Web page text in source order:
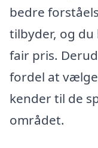
bedre
tilbyder, og du
fair pris.
fordel at
kender til de
området.